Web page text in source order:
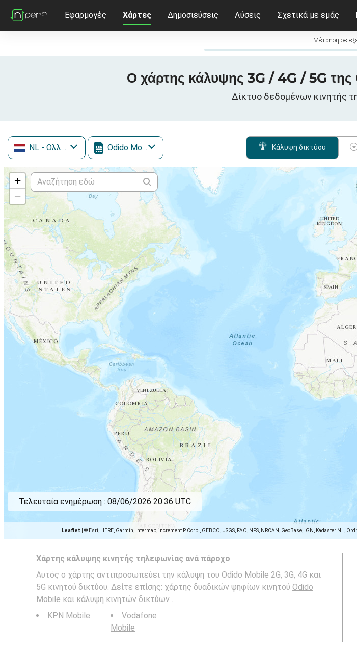
Εφαρμογές Χάρτες Δημοσιεύσεις Λύσεις Σχετικά με εμάς
Μέτρηση σε
Ο χάρτης κάλυψης 3G / 4G / 5G
Δίκτυο δεδομένων κινητής
NL - Ολλανδία Odido Mobile Κάλυψη δικτύου
+
−
Leaflet © Esri, HERE, Garmin, Intermap, increment P Corp., GEBCO, USGS, FAO, NPS, NRCAN, GeoBase, IGN, Kadaster NL,
Τελευταία ενημέρωση : 08/06/2026 20:36 UTC
Χάρτης κάλυψης κινητής τηλεφωνίας ανά πάροχο
Αυτός ο χάρτης αντιπροσωπεύει την κάλυψη του Odido Mobile 2G, 3G, 4G και
5G κινητού δικτύου. Δείτε επίσης: χάρτης δυαδικών ψηφίων κινητού Odido
Mobile και κάλυψη κινητών δικτύων .
KPN Mobile
Vodafone
Mobile